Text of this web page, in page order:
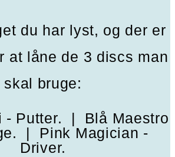
du har lyst, og der er
at låne de 3 discs man
skal bruge:
- Putter. | Blå Maestro
| Pink Magician -
Driver.